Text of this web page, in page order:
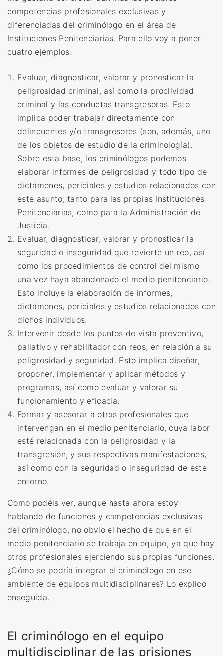
competencias profesionales exclusivas y
diferenciadas del criminólogo en el área de
Instituciones Penitenciarias. Para ello voy a poner
cuatro ejemplos:
Evaluar, diagnosticar, valorar y pronosticar la
peligrosidad criminal, así como la proclividad
criminal y las conductas transgresoras. Esto
implica poder trabajar directamente con
delincuentes y/o transgresores (son, además, uno
de los objetos de estudio de la criminología).
Sobre esta base, los criminólogos podemos
elaborar informes de peligrosidad y todo tipo de
dictámenes, periciales y estudios relacionados con
este asunto, tanto para las propias Instituciones
Penitenciarias, como para la Administración de
Justicia.
Evaluar, diagnosticar, valorar y pronosticar la
seguridad o inseguridad que revierte un reo, así
como los procedimientos de control del mismo
una vez haya abandonado el medio penitenciario.
Esto incluye la elaboración de informes,
dictámenes, periciales y estudios relacionados con
dichos individuos.
Intervenir desde los puntos de vista preventivo,
paliativo y rehabilitador con reos, en relación a su
peligrosidad y seguridad. Esto implica diseñar,
proponer, implementar y aplicar métodos y
programas, así como evaluar y valorar su
funcionamiento y eficacia.
Formar y asesorar a otros profesionales que
intervengan en el medio penitenciario, cuya labor
esté relacionada con la peligrosidad y la
transgresión, y sus respectivas manifestaciones,
así como con la seguridad o inseguridad de este
entorno.
Como podéis ver, aunque hasta ahora estoy
hablando de funciones y competencias exclusivas
del criminólogo, no obvio el hecho de que en el
medio penitenciario se trabaja en equipo, ya que hay
otros profesionales ejerciendo sus propias funciones.
¿Cómo se podría integrar el criminólogo en ese
ambiente de equipos multidisciplinares? Lo explico
enseguida.
El criminólogo en el equipo
multidisciplinar de las prisiones